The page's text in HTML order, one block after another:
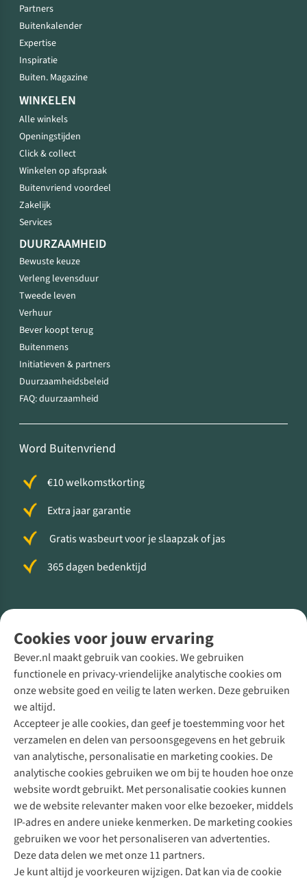
Cookies voor jouw ervaring
Bever.nl maakt gebruik van cookies. We gebruiken
functionele en privacy-vriendelijke analytische cookies om
onze website goed en veilig te laten werken. Deze gebruiken
we altijd.
Accepteer je alle cookies, dan geef je toestemming voor het
verzamelen en delen van persoonsgegevens en het gebruik
van analytische, personalisatie en marketing cookies. De
analytische cookies gebruiken we om bij te houden hoe onze
website wordt gebruikt. Met personalisatie cookies kunnen
we de website relevanter maken voor elke bezoeker, middels
IP-adres en andere unieke kenmerken. De marketing cookies
gebruiken we voor het personaliseren van advertenties.
Deze data delen we met onze 11 partners.
Je kunt altijd je voorkeuren wijzigen. Dat kan via de cookie
Partners
Buitenkalender
Expertise
Inspiratie
Buiten. Magazine
WINKELEN
Alle winkels
Openingstijden
Click & collect
Winkelen op afspraak
Buitenvriend voordeel
Zakelijk
Services
DUURZAAMHEID
Bewuste keuze
Verleng levensduur
Tweede leven
Verhuur
Bever koopt terug
Buitenmens
Initiatieven & partners
Duurzaamheidsbeleid
FAQ: duurzaamheid
Word Buitenvriend
€10 welkomstkorting
Extra jaar garantie
Gratis wasbeurt voor je slaapzak of jas
365 dagen bedenktijd
Direct advies van een Buitenexpert
+31 (0)85 888 50 88
+31 6 12 28 49 80
Contactformulier